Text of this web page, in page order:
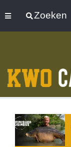
Zoeken